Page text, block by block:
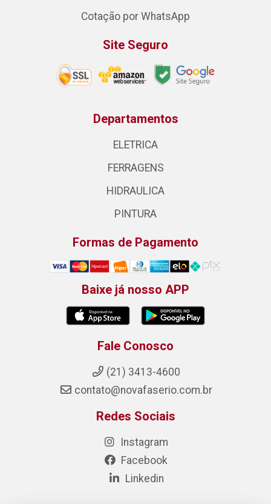
Cotação por WhatsApp
Site Seguro
Departamentos
ELETRICA
FERRAGENS
HIDRAULICA
PINTURA
Formas de Pagamento
Baixe já nosso APP
Fale Conosco
(21) 3413-4600
contato@novafaserio.com.br
Redes Sociais
Instagram
Facebook
Linkedin